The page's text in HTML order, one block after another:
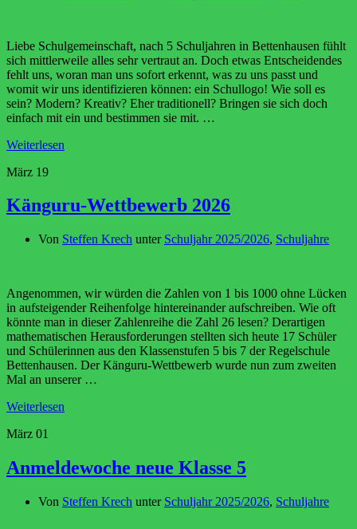
Liebe Schulgemeinschaft, nach 5 Schuljahren in Bettenhausen fühlt
sich mittlerweile alles sehr vertraut an. Doch etwas Entscheidendes
fehlt uns, woran man uns sofort erkennt, was zu uns passt und
womit wir uns identifizieren können: ein Schullogo! Wie soll es
sein? Modern? Kreativ? Eher traditionell? Bringen sie sich doch
einfach mit ein und bestimmen sie mit. …
Weiterlesen
März 19
Känguru-Wettbewerb 2026
Von Steffen Krech unter Schuljahr 2025/2026, Schuljahre
Angenommen, wir würden die Zahlen von 1 bis 1000 ohne Lücken
in aufsteigender Reihenfolge hintereinander aufschreiben. Wie oft
könnte man in dieser Zahlenreihe die Zahl 26 lesen? Derartigen
mathematischen Herausforderungen stellten sich heute 17 Schüler
und Schülerinnen aus den Klassenstufen 5 bis 7 der Regelschule
Bettenhausen. Der Känguru-Wettbewerb wurde nun zum zweiten
Mal an unserer …
Weiterlesen
März 01
Anmeldewoche neue Klasse 5
Von Steffen Krech unter Schuljahr 2025/2026, Schuljahre